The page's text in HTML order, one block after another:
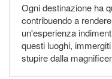
Ogni destinazione ha
contribuendo a
un'esperienza
questi luoghi,
stupire dalla